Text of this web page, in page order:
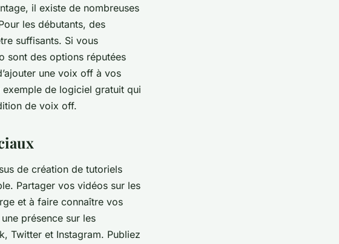
il existe de nombreuses
les débutants, des
suffisants. Si vous
sont des options réputées
une voix off à vos
de logiciel gratuit qui
de voix off.
de création de tutoriels
Partager vos vidéos sur les
et à faire connaître vos
présence sur les
Twitter et Instagram. Publiez